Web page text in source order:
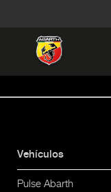
Vehículos
Pulse Abarth